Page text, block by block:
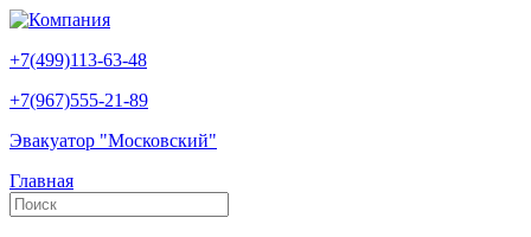
+7(499)113-63-48
+7(967)555-21-89
Эвакуатор "Московский"
Главная